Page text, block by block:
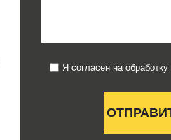
Я согласен на обработку